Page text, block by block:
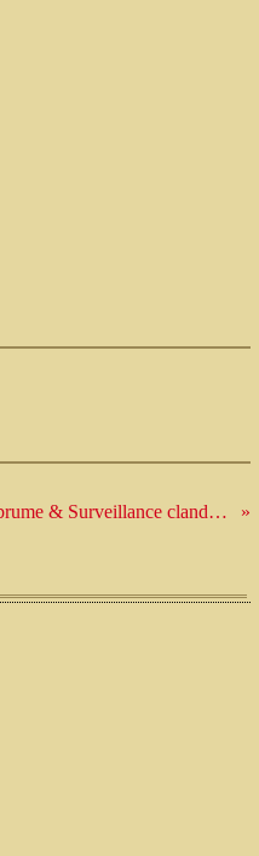
Un secret dans la brume & Surveillance clandestine